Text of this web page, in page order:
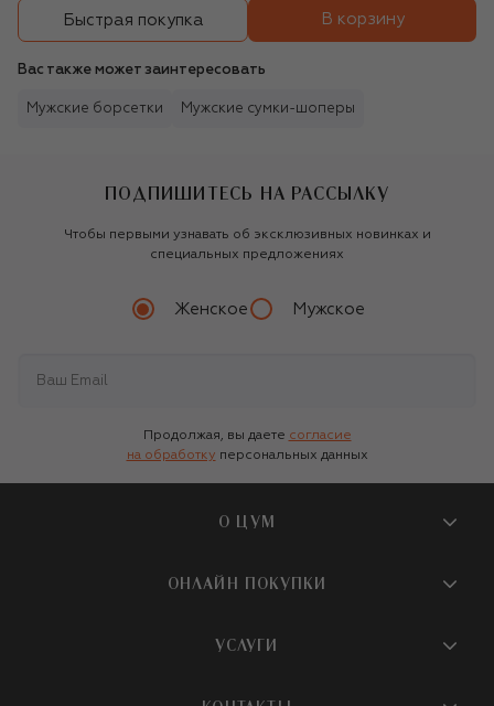
Быстрая покупка В корзину
Вас также может заинтересовать
Мужские борсетки Мужские сумки-шоперы
ПОДПИШИТЕСЬ НА РАССЫЛКУ
Чтобы первыми узнавать об эксклюзивных новинках и
специальных предложениях
Женское Мужское
Продолжая, вы даете согласие
на обработку персональных данных
О ЦУМ
О магазине
Бутики и ПВЗ ЦУМ
ОНЛАЙН ПОКУПКИ
УСЛУГИ